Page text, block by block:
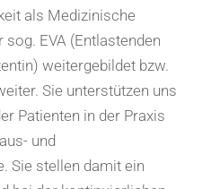
als Medizinische
EVA (Entlastenden
weitergebildet bzw.
Sie unterstützen uns
Patienten in der Praxis
und
Sie stellen damit ein